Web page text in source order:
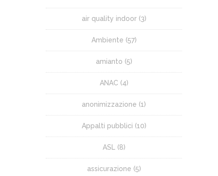
air quality indoor(3)
Ambiente (57)
amianto (5)
ANAC (4)
anonimizzazione (1)
Appalti pubblici (10)
ASL (8)
assicurazione (5)